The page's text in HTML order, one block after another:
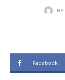
BY
Facebook